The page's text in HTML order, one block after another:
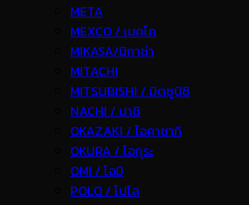
META
MEXCO / เมคโค
MIKASA/มิกาซ่า
MITACHI
MITSUBISHI / มิตซูบิชิ
NACHI / นาชิ
OKAZAKI / โอคาซากิ
OKURA / โอกุระ
OMI / โอมิ
POLO / โปโล